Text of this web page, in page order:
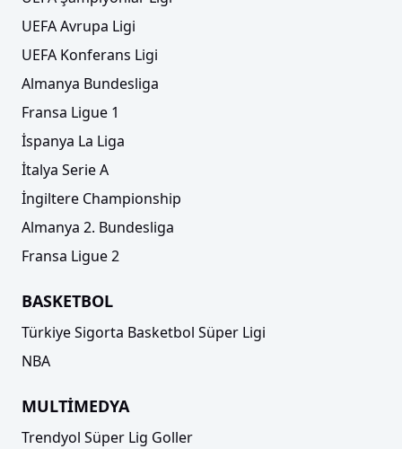
UEFA Avrupa Ligi
UEFA Konferans Ligi
Almanya Bundesliga
Fransa Ligue 1
İspanya La Liga
İtalya Serie A
İngiltere Championship
Almanya 2. Bundesliga
Fransa Ligue 2
BASKETBOL
Türkiye Sigorta Basketbol Süper Ligi
NBA
MULTİMEDYA
Trendyol Süper Lig Goller